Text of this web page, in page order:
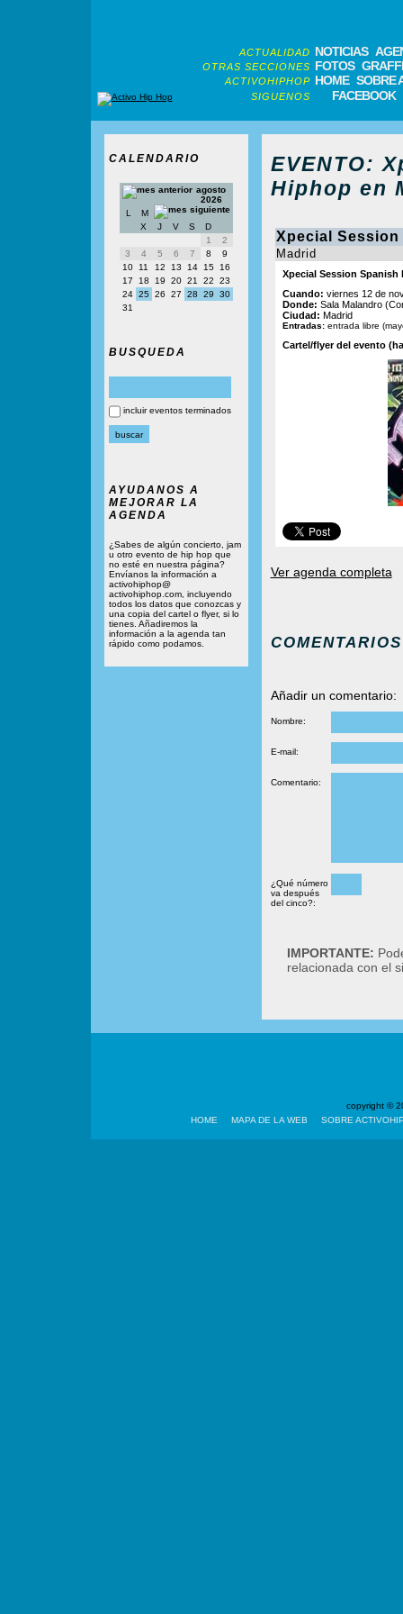
ACTUALIDAD NOTICIAS
OTRAS SECCIONES FOTOS
ACTIVOHIPHOP HOME SOBRE
SIGUENOS FACEBOOK
CALENDARIO
agosto
2026
L
M
X
J V S
D
1
2
3
4 5 6 7 8
9
10
11 12 13 14 15
16
17
18 19 20 21 22
23
24 25 26 27 28 29
30
31
BUSQUEDA
incluir eventos terminados
AYUDANOS A
MEJORAR LA
AGENDA
¿Sabes de algún concierto, jam
u otro evento de hip hop que
no esté en nuestra página?
Envíanos la información a
activohiphop@
activohiphop.com, incluyendo
todos los datos que conozcas y
una copia del cartel o flyer, si lo
tienes. Añadiremos la
información a la agenda tan
rápido como podamos.
EVENTO:
Hiphop en
Xpecial
Madrid
Xpecial Session Spanish
Cuando: viernes 12 de
Donde: Sala Malandro
Ciudad: Madrid
Entradas: entrada libre
Cartel/flyer del evento
Ver agenda completa
COMENTARIOS
Añadir un comentario:
Nombre:
E-mail:
Comentario:
¿Qué número
va después
del cinco?:
IMPORTANTE:
relacionada con el
copyright ©
HOME
MAPA DE LA WEB SOBRE